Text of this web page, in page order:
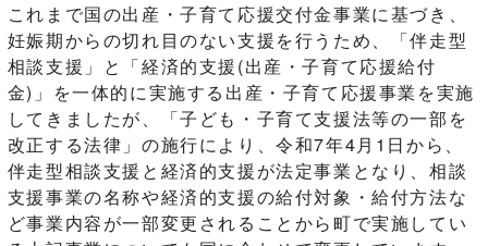
これまで国の出産・子育て応援交付金事業に基づき、
妊娠期からの切れ目のない支援を行うため、「伴走型
相談支援」と「経済的支援(出産・子育て応援給付
金)」を一体的に実施する出産・子育て応援事業を実施
してきましたが、「子ども・子育て支援法等の一部を
改正する法律」の施行により、令和7年4月1日から、
伴走型相談支援と経済的支援が法定事業となり、相談
支援事業の名称や経済的支援の給付対象・給付方法な
ど事業内容が一部変更されることから町で実施してい